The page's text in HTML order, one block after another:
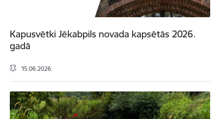
Kapusvētki Jēkabpils novada kapsētās 2026.
gadā
15.06.2026.